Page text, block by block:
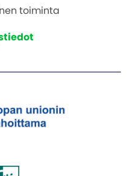
toiminta